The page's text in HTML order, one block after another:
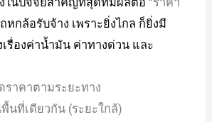
หกล้อรับจ้าง เพราะยิ่งไกล ก็ยิ่งมี
รื่องค่าน้ำมัน ค่าทางด่วน และ
ราคาตามระยะทาง
นที่เดียวกัน (ระยะใกล้)